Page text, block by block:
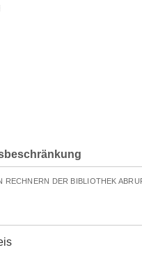
RECHNERN DER BIBLIOTHEK